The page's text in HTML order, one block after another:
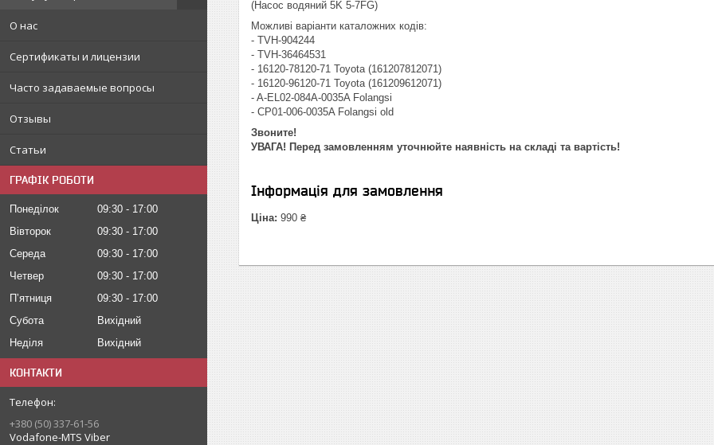
О нас
Сертификаты и лицензии
Часто задаваемые вопросы
Отзывы
Статьи
ГРАФІК РОБОТИ
Понеділок 09:30
17:00
Вівторок
09:30
17:00
Середа
09:30
17:00
Четвер
09:30
17:00
Пʼятниця
09:30
17:00
Субота
Вихідний
Неділя
Вихідний
КОНТАКТИ
+380 (50) 337-61-56
Vodafone-MTS Viber
(Насос водяний 5K 5-7FG)
Можливі варіанти каталожних кодів:
- TVH-904244
- TVH-36464531
- 16120-78120-71 Toyota (161207812071)
- 16120-96120-71 Toyota (161209612071)
- A-EL02-084A-0035A Folangsi
- CP01-006-0035A Folangsi old
Звоните!
УВАГА! Перед замовленням уточнюйте наявність на складі та вартість!
Інформація для замовлення
Ціна: 990 ₴